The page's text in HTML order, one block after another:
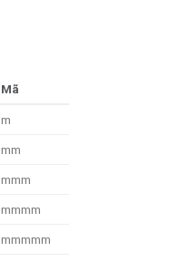
Mã
m
mm
mmm
mmmm
mmmmm